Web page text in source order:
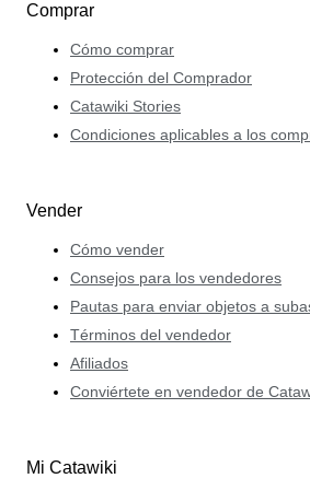
Comprar
Cómo comprar
Protección del Comprador
Catawiki Stories
Condiciones aplicables a los
Vender
Cómo vender
Consejos para los vendedores
Pautas para enviar objetos a
Términos del vendedor
Afiliados
Conviértete en vendedor de
Mi Catawiki